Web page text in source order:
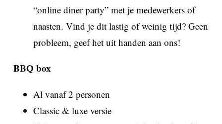
“online diner party” met je medewerkers of
naasten. Vind je dit lastig of weinig tijd? Geen
probleem, geef het uit handen aan ons!
BBQ box
Al vanaf 2 personen
Classic & luxe versie